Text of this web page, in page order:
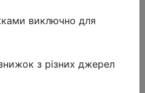
трусики с
виключно для
з різних джерел